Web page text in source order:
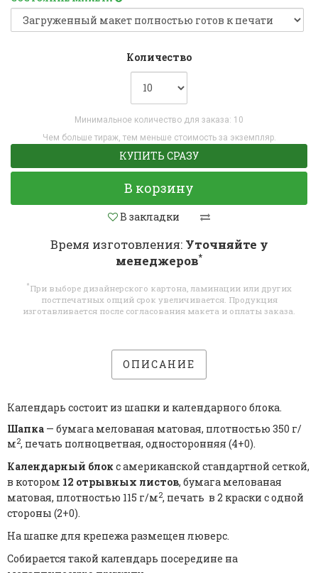
Количество
Минимальное количество для заказа: 10
Чем больше тираж, тем меньше стоимость за экземпляр.
КУПИТЬ СРАЗУ
В корзину
В закладки
Время изготовления: Уточняйте у
менеджеров*
*При выборе дизайнерского картона, ламинации или других
постпечатных опций срок увеличивается. Продукция
изготавливается после согласования макета и оплаты заказа.
ОПИСАНИЕ
Календарь состоит из шапки и календарного блока.
Шапка — бумага мелованая матовая, плотностью 350 г/
м2, печать полноцветная, односторонняя (4+0).
Календарный блок с американской стандартной сеткой,
в котором 12 отрывных листов, бумага мелованая
матовая, плотностью 115 г/м2, печать в 2 краски с одной
стороны (2+0).
На шапке для крепежа размещен люверс.
Собирается такой календарь посередине на